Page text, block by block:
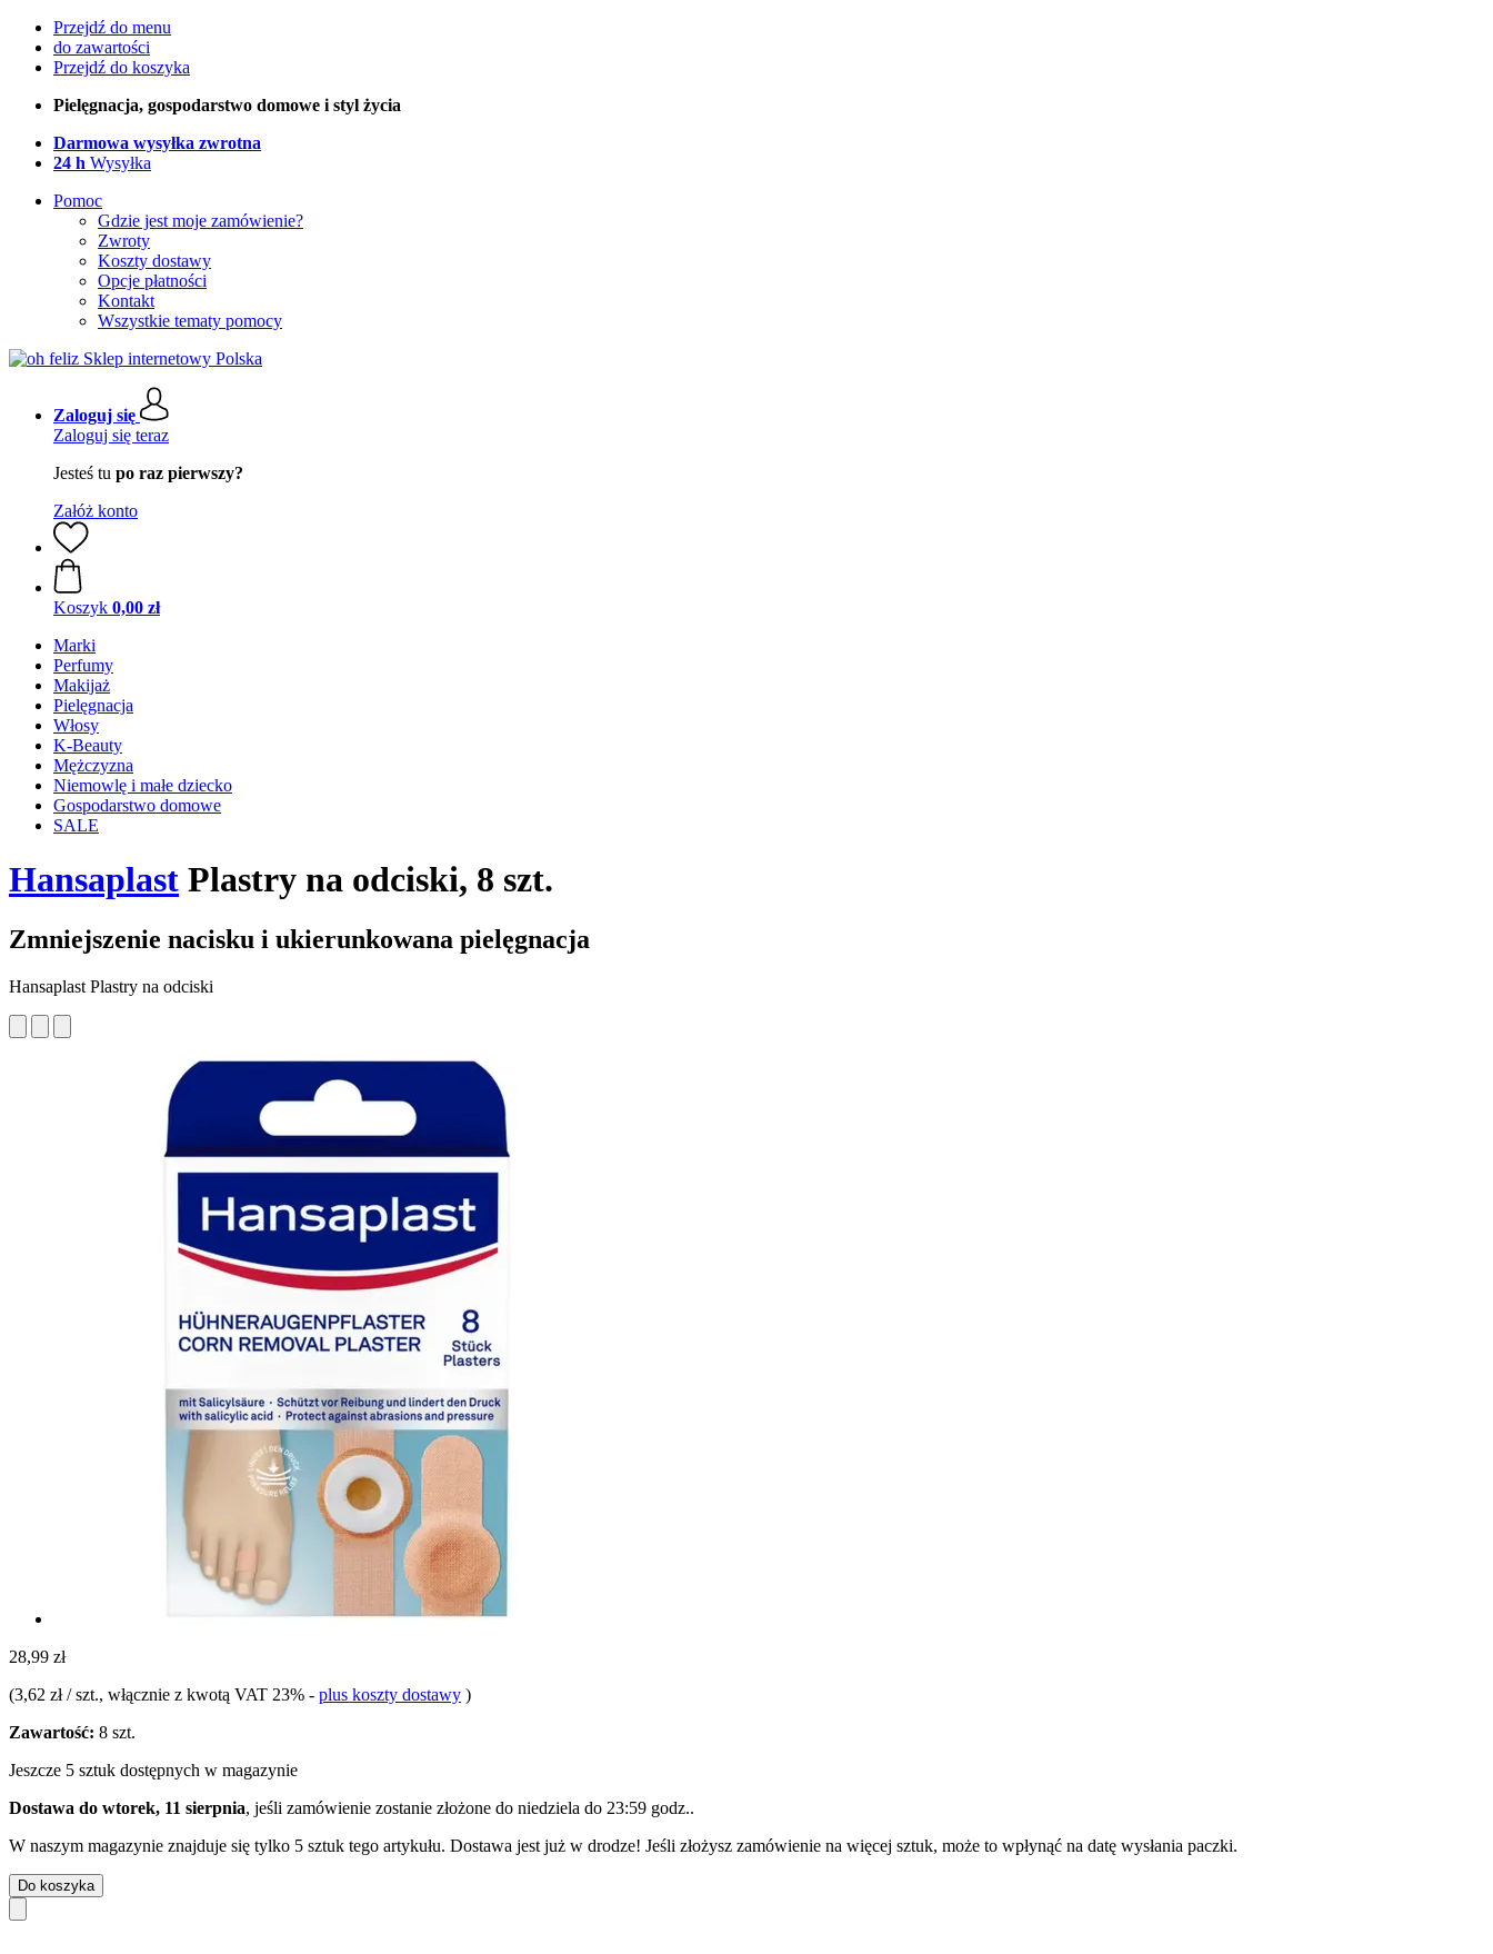
Przejdź do menu
do zawartości
Przejdź do koszyka
Pielęgnacja, gospodarstwo domowe i styl życia
Darmowa wysyłka zwrotna
24 h Wysyłka
Pomoc
Gdzie jest moje zamówienie?
Zwroty
Koszty dostawy
Opcje płatności
Kontakt
Wszystkie tematy pomocy
Zaloguj się
Zaloguj się teraz
Jesteś tu po raz pierwszy?
Załóż konto
Koszyk 0,00 zł
Marki
Perfumy
Makijaż
Pielęgnacja
Włosy
K-Beauty
Mężczyzna
Niemowlę i małe dziecko
Gospodarstwo domowe
SALE
Hansaplast Plastry na odciski, 8 szt.
Zmniejszenie nacisku i ukierunkowana pielęgnacja
Hansaplast Plastry na odciski
28,99 zł
(3,62 zł / szt., włącznie z kwotą VAT 23% - plus koszty dostawy )
Zawartość: 8 szt.
Jeszcze 5 sztuk dostępnych w magazynie
Dostawa do wtorek, 11 sierpnia, jeśli zamówienie zostanie złożone do niedziela do 23:59 godz..
W naszym magazynie znajduje się tylko 5 sztuk tego artykułu. Dostawa jest już w drodze! Jeśli złożysz zamówienie na więcej sztuk, może to wpłynąć na datę wysłania paczki.
Do koszyka